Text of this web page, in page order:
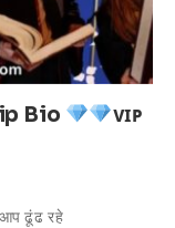
Bio
ᴠɪᴘ
आप ढूंढ रहे